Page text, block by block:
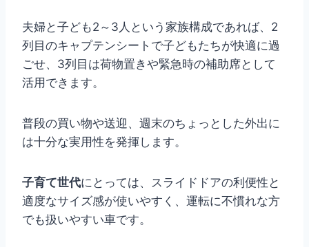
夫婦と子ども2～3人という家族構成であれば、2
列目のキャプテンシートで子どもたちが快適に過
ごせ、3列目は荷物置きや緊急時の補助席として
活用できます。
普段の買い物や送迎、週末のちょっとした外出に
は十分な実用性を発揮します。
子育て世代にとっては、スライドドアの利便性と
適度なサイズ感が使いやすく、運転に不慣れな方
でも扱いやすい車です。